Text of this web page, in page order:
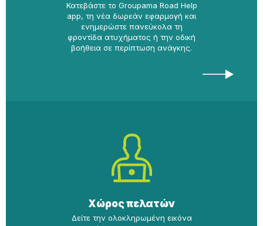
Κατεβάστε το Groupama Road Help
app, τη νέα δωρεάν εφαρμογή και
ενημερώστε πανεύκολα τη
φροντίδα ατυχήματος ή την οδική
βοήθεια σε περίπτωση ανάγκης.
Χώρος πελατών
Δείτε την ολοκληρωμένη εικόνα